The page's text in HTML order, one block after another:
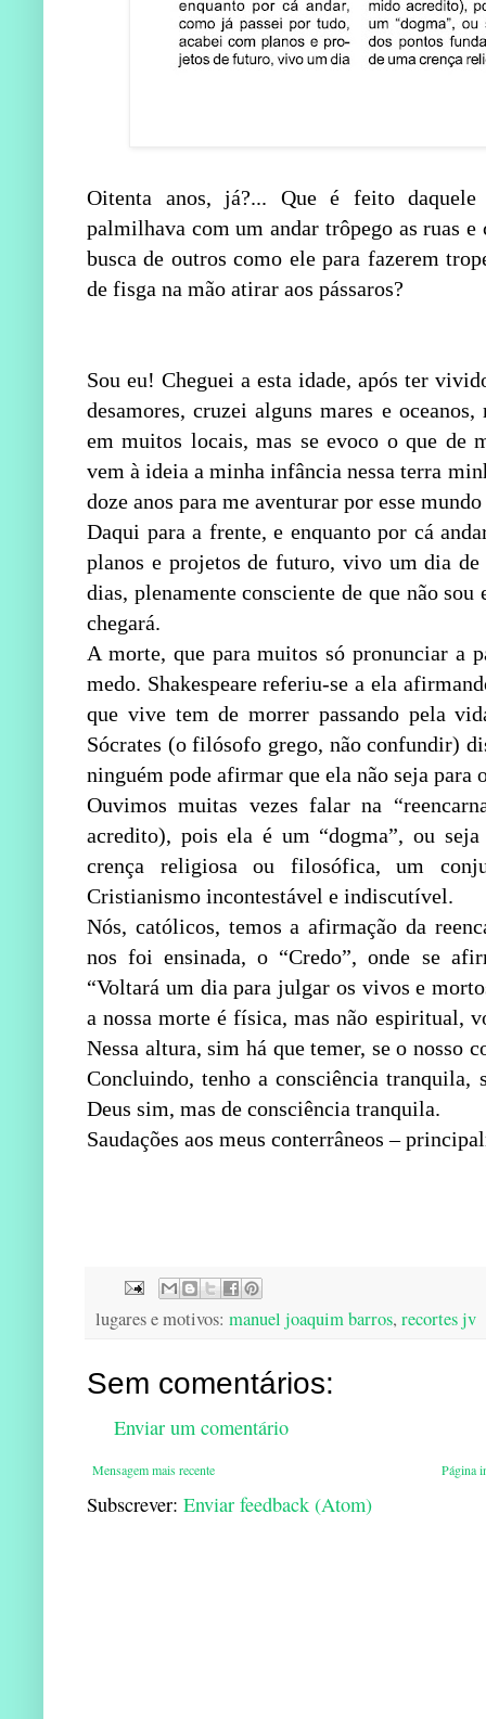
Oitenta anos, já?... Que é feito daquele
palmilhava com um andar trôpego as ruas e
busca de outros como ele para fazerem
de fisga na mão atirar aos pássaros?
Sou eu! Cheguei a esta idade, após ter
desamores, cruzei alguns mares e
em muitos locais, mas se evoco o que de
vem à ideia a minha infância nessa terra
doze anos para me aventurar por esse
Daqui para a frente, e enquanto por cá
planos e projetos de futuro, vivo um dia
dias, plenamente consciente de que não
chegará.
A morte, que para muitos só pronunciar a
medo. Shakespeare referiu-se a ela
que vive tem de mor­rer passando pela
Sócrates (o fi­lósofo grego, não confundir)
ninguém pode afirmar que ela não se­ja para
Ouvimos muitas vezes falar na
acredito), pois ela é um “dogma”, ou
crença religiosa ou filosófica, um
Cristianismo incontestável e indiscutível.
Nós, católicos, temos a afirmação da
nos foi ensina­da, o “Credo”, onde se
“Voltará um dia para julgar os vivos e
a nossa morte é física, mas não espiritual,
Nessa altura, sim há que temer, se o nosso
Concluindo, tenho a consciência tranquila,
Deus sim, mas de consciência tranquila.
Saudações aos meus conterrâneos –
lugares e motivos: manuel joaquim barros, recortes jv
Sem comentários:
Enviar um comentário
Mensagem mais recente Página
Subscrever: Enviar feedback (Atom)